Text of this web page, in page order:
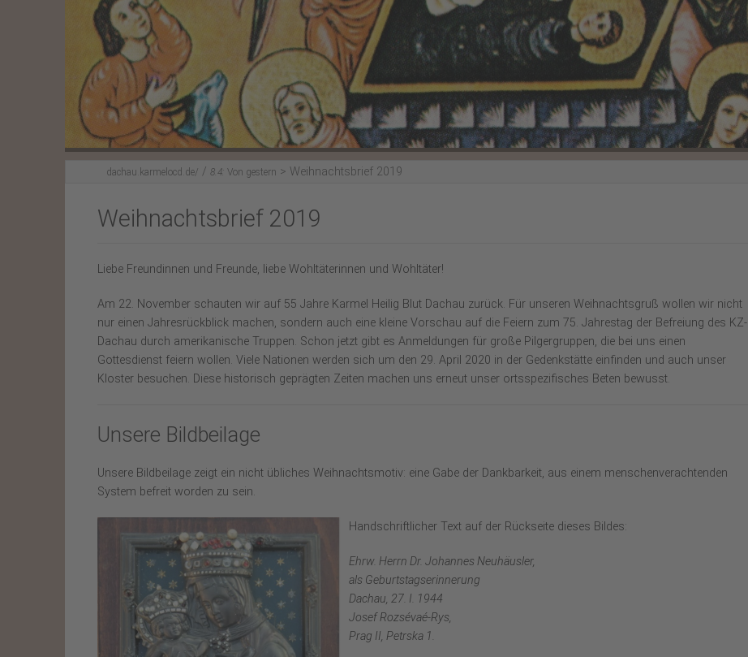
Unser Klosterladen Bildmeditation
dachau.karmelocd.de/ / 8.4: Von gestern > Weihnachtsbrief 2019
Weihnachtsbrief 2019
Liebe Freundinnen und Freunde, liebe Wohltäterinnen und Wohltäter!
Am 22. November schauten wir auf 55 Jahre Karmel Heilig Blut Dachau zurück. Für unseren Weihnachtsgruß wollen wir nicht
nur einen Jahresrückblick machen, sondern auch eine kleine Vorschau auf die Feiern zum 75. Jahrestag der Befreiung des KZ-
Dachau durch amerikanische Truppen. Schon jetzt gibt es Anmeldungen für große Pilgergruppen, die bei uns einen
Gottesdienst feiern wollen. Viele Nationen werden sich um den 29. April 2020 in der Gedenkstätte einfinden und auch unser
Kloster besuchen. Diese historisch geprägten Zeiten machen uns erneut unser ortsspezifisches Beten bewusst.
Unsere Bildbeilage
Unsere Bildbeilage zeigt ein nicht übliches Weihnachtsmotiv: eine Gabe der Dankbarkeit, aus einem menschenverachtenden
System befreit worden zu sein.
Handschriftlicher Text auf der Rückseite dieses Bildes:
Ehrw. Herrn Dr. Johannes Neuhäusler,
als Geburtstagserinnerung
Dachau, 27. I. 1944
Josef Rozsévaé-Rys,
Prag II, Petrska 1.